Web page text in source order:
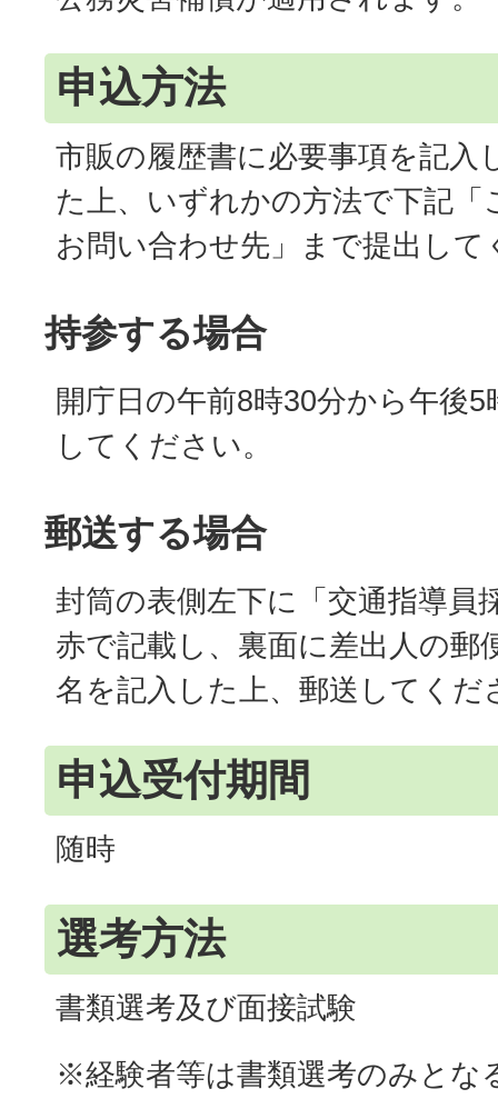
申込方法
市販の履歴書に必要事項を記入
た上、いずれかの方法で下記「
お問い合わせ先」まで提出して
持参する場合
開庁日の午前8時30分から午後
してください。
郵送する場合
封筒の表側左下に「交通指導員
赤で記載し、裏面に差出人の郵
名を記入した上、郵送してくだ
申込受付期間
随時
選考方法
書類選考及び面接試験
※経験者等は書類選考のみとな